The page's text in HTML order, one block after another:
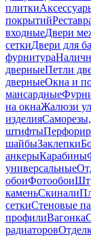
плитки
покрытий
входныеДвери
сеткиДвери для
фурнитура
дверныеПетли
дверныеОкна и
мансардные
на окнаЖалюзи
изделия
штифты
шайбыЗаклепки
анкерыКарабины
универсальные
обоиФотообои
каменьСкинали
сеткиСтеновые
профилиВагонка
радиаторов